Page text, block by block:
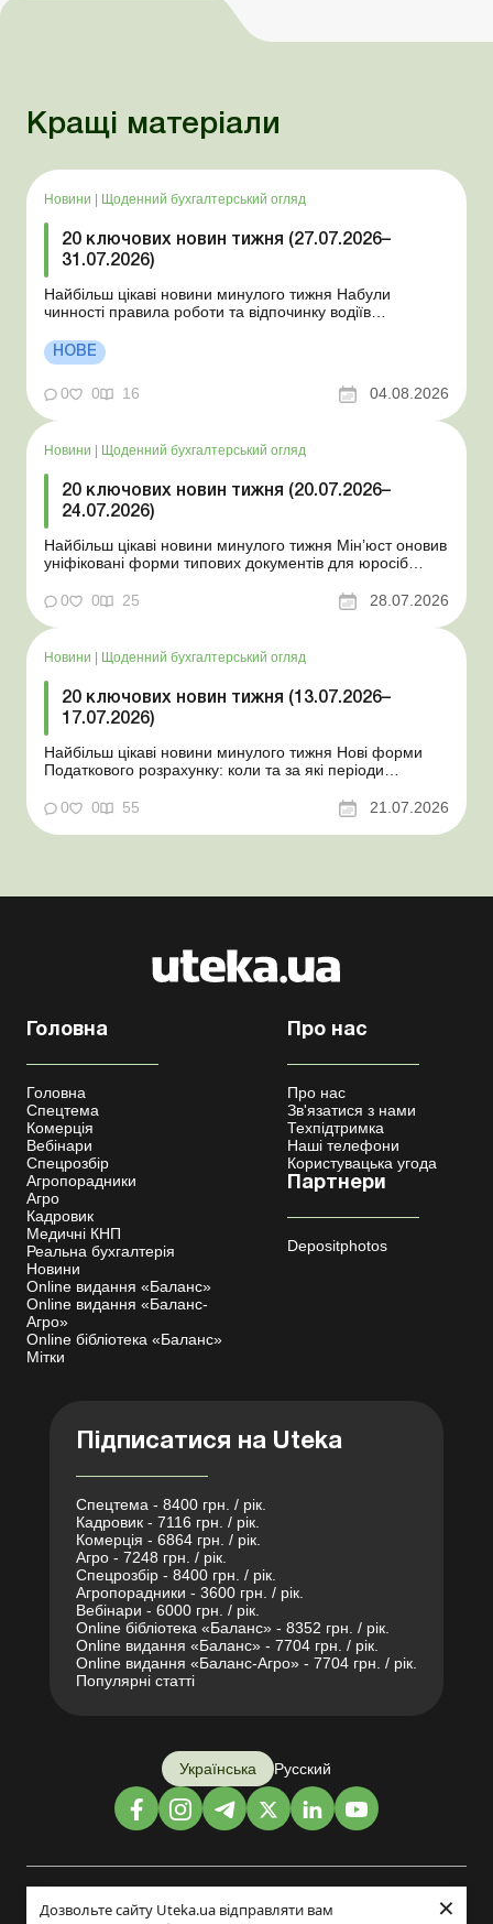
Дозвольте сайту Uteka.ua відправляти вам
×
Кращі матеріали
Новини | Щоденний бухгалтерський огляд
20 ключових новин тижня (27.07.2026–
31.07.2026)
Найбільш цікаві новини минулого тижня Набули
чинності правила роботи та відпочинку водіїв
стан Для сільгосппідприємств і ФОП запроваджено нові
одноразові статистичні форми З 2 серпня змінюється
порядок зарахування окремих періодів роботи до стр...
НОВЕ
0 0 16 04.08.2026
Новини | Щоденний бухгалтерський огляд
20 ключових новин тижня (20.07.2026–
24.07.2026)
Найбільш цікаві новини минулого тижня Мін’юст оновив
уніфіковані форми типових документів для юросіб
координаційного центру з організації бронювання У
працівника виявлено статус «у розшуку»: що потрібно
0 0 25 28.07.2026
Новини Щоденний бухгалтерський огляд
20 ключових новин тижня (13.07.2026–
17.07.2026)
Найбільш цікаві новини минулого тижня Нові форми
Податкового розрахунку: коли та за які періоди
відстрочки від призову під час мобілізації удосконалено
Кабмін утворив Координаційний центр з організації
бронювання військовозобов’язаних Верховна ...
0 0 55 21.07.2026
Головна
Головна
Спецтема
Комерція
Вебінари
Спецрозбір
Агропорадники
Агро
Кадровик
Медичні КНП
Реальна бухгалтерія
Новини
Online видання «Баланс»
Online видання «Баланс-
Агро»
Online бібліотека «Баланс»
Мітки
Про нас
Про нас
Зв'язатися з нами
Техпідтримка
Наші телефони
Користувацька угода
Партнери
Depositphotos
Підписатися на Uteka
Спецтема - 8400 грн. / рік.
Кадровик - 7116 грн. / рік.
Комерція - 6864 грн. / рік.
Агро - 7248 грн. / рік.
Спецрозбір - 8400 грн. / рік.
Агропорадники - 3600 грн. / рік.
Вебінари - 6000 грн. / рік.
Online бібліотека «Баланс» - 8352 грн. / рік.
Online видання «Баланс» - 7704 грн. / рік.
Online видання «Баланс-Агро» - 7704 грн. / рік.
Популярні статті
Українська Русский
Дизайн і розробка: